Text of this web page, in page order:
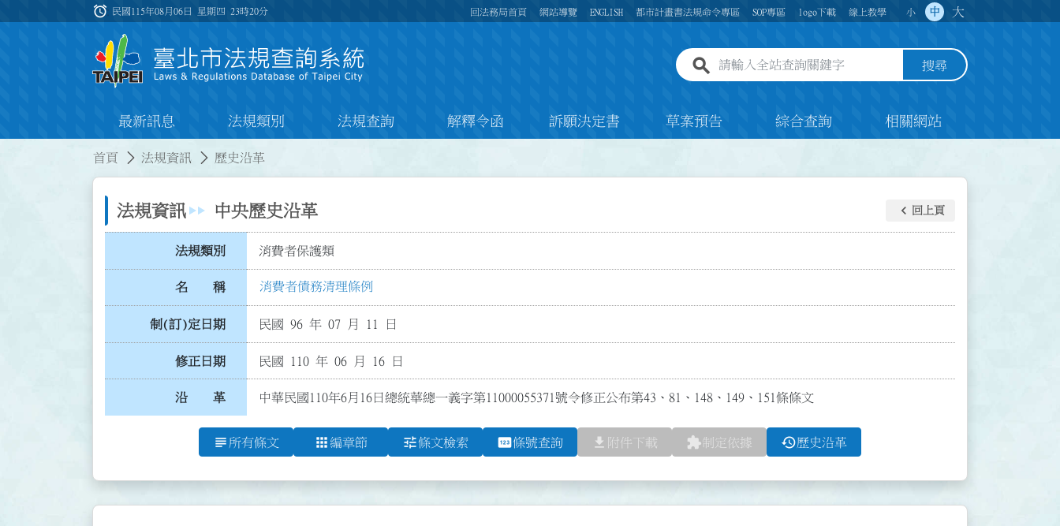
:::
alarm 民國115年08月06日 星期四23時20分 回法務局首頁 網站導覽 ENGLISH 都市計畫書法規命令專區 SOP專區 logo下載 線上教學 小 中 大
全站查詢關鍵字欄位 搜尋
最新訊息 法規類別 法規查詢 解釋令函 訴願決定書 草案預告 綜合查詢 相關網站
首頁 法規資訊 歷史沿革
法規資訊 中央歷史沿革 keyboard_arrow_left 回上頁
法規類別 消費者保護類
名 稱 消費者債務清理條例
制(訂)定日期 民國 96 年 07 月 11 日
修正日期 民國 110 年 06 月 16 日
沿 革 中華民國110年6月16日總統華總一義字第11000055371號令修正公布第43、81、148、149、151條條文
subject 所有條文 apps 編章節 tune條文檢索 pin條號查詢 file_download 附件下載 extension制定依據 history歷史沿革